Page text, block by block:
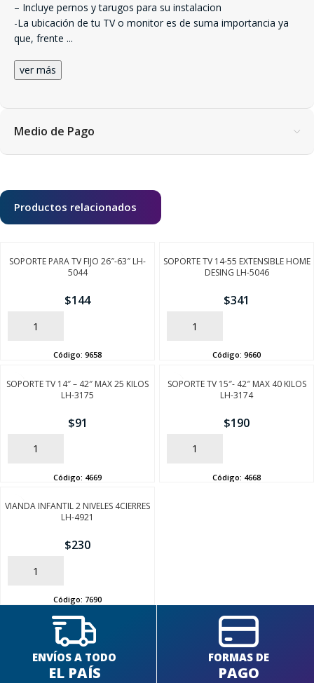
– Incluye pernos y tarugos para su instalacion
-La ubicación de tu TV o monitor es de suma importancia ya
que, frente ...
ver más
Medio de Pago
Productos relacionados
SOPORTE PARA TV FIJO 26″-63″ LH-
5044
$144
AÑADIR
Código: 9658
SOPORTE TV 14-55 EXTENSIBLE HOME
DESING LH-5046
$341
AÑADIR
Código: 9660
SOPORTE TV 14″ – 42″ MAX 25 KILOS
LH-3175
$91
AÑADIR
Código: 4669
SOPORTE TV 15″- 42″ MAX 40 KILOS
LH-3174
$190
AÑADIR
Código: 4668
VIANDA INFANTIL 2 NIVELES 4CIERRES
LH-4921
$230
AÑADIR
Código: 7690
ENVÍOS A TODO
EL PAÍS
FORMAS DE
PAGO
SEGUÍ COMPRANDO